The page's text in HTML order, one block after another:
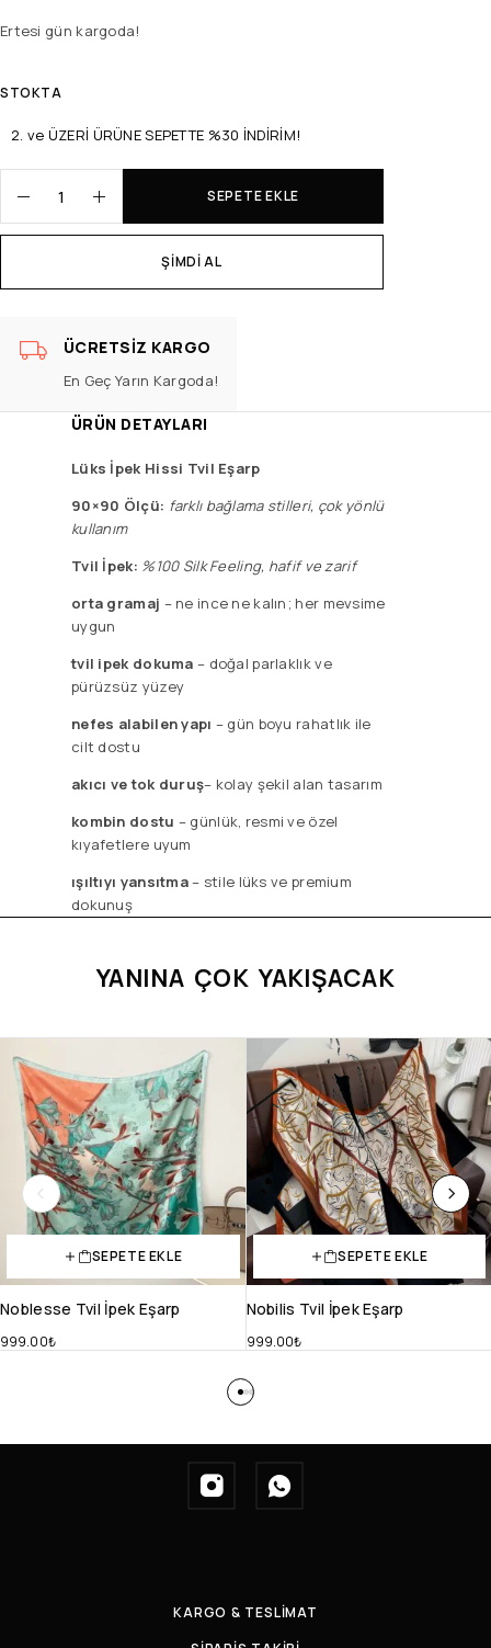
Ertesi gün kargoda!
STOKTA
2. ve ÜZERİ ÜRÜNE SEPETTE %30 İNDİRİM!
SEPETE EKLE
ŞIMDI AL
ÜCRETSIZ KARGO
En Geç Yarın Kargoda!
ÜRÜN DETAYLARI
Lüks İpek Hissi Tvil Eşarp
90×90 Ölçü: farklı bağlama stilleri, çok yönlü
kullanım
Tvil İpek: %100 Silk Feeling, hafif ve zarif
orta gramaj – ne ince ne kalın; her mevsime
uygun
tvil ipek dokuma – doğal parlaklık ve
pürüzsüz yüzey
nefes alabilen yapı – gün boyu rahatlık ile
cilt dostu
akıcı ve tok duruş– kolay şekil alan tasarım
kombin dostu – günlük, resmi ve özel
kıyafetlere uyum
ışıltıyı yansıtma– stile lüks ve premium
dokunuş
YANINA ÇOK YAKIŞACAK
SEPETE EKLE
Noblesse Tvil İpek Eşarp
999.00₺
SEPETE EKLE
Nobilis Tvil İpek Eşarp
999.00₺
KARGO & TESLİMAT